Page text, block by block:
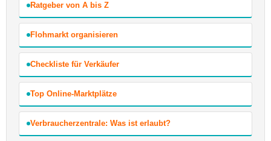
Ratgeber von A bis Z
Flohmarkt organisieren
Checkliste für Verkäufer
Top Online-Marktplätze
Verbraucherzentrale: Was ist erlaubt?